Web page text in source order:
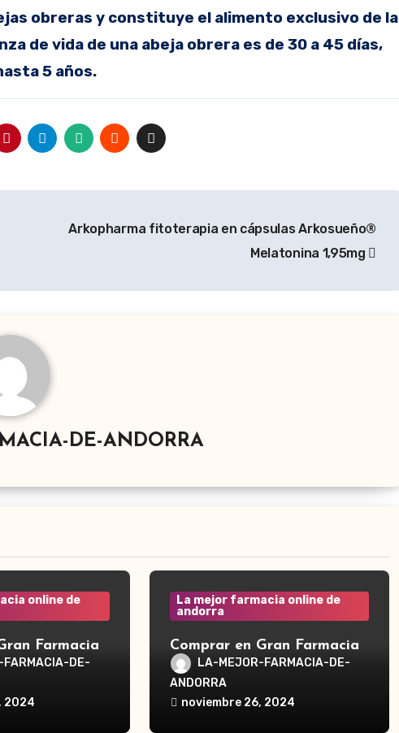
obreras y constituye el alimento exclusivo de la
de vida de una abeja obrera es de 30 a 45 días,
5 años.
Arkopharma fitoterapia en cápsulas Arkosueño®
Melatonina 1,95mg
DE-ANDORRA
online de
Farmacia
WP-300
DE-
2024
La mejor farmacia online de
andorra
Comprar en Gran Farmacia
Andorra Waterpik®
Irrigador Ultra Plus WP-160
LA-MEJOR-FARMACIA-DE-
ANDORRA
noviembre 26, 2024